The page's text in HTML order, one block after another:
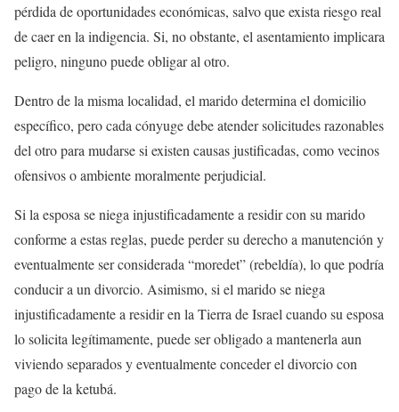
pérdida de oportunidades económicas, salvo que exista riesgo real
de caer en la indigencia. Si, no obstante, el asentamiento implicara
peligro, ninguno puede obligar al otro.
Dentro de la misma localidad, el marido determina el domicilio
específico, pero cada cónyuge debe atender solicitudes razonables
del otro para mudarse si existen causas justificadas, como vecinos
ofensivos o ambiente moralmente perjudicial.
Si la esposa se niega injustificadamente a residir con su marido
conforme a estas reglas, puede perder su derecho a manutención y
eventualmente ser considerada “moredet” (rebeldía), lo que podría
conducir a un divorcio. Asimismo, si el marido se niega
injustificadamente a residir en la Tierra de Israel cuando su esposa
lo solicita legítimamente, puede ser obligado a mantenerla aun
viviendo separados y eventualmente conceder el divorcio con
pago de la ketubá.